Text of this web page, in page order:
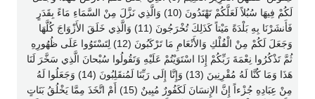
لَكُمْ فِيهَا سُبُلاً لَعَلَّكُمْ تَهْتَدُونَ (10) وَالَّذِي نَزَّلَ مِنْ السَّمَاءِ مَاءً بِقَدَرٍ
فَأَنشَرْنَا بِهِ بَلْدَةً مَيْتاً كَذَلِكَ تُخْرَجُونَ (11) وَالَّذِي خَلَقَ الأَزْوَاجَ كُلَّهَا
وَجَعَلَ لَكُمْ مِنْ الْفُلْكِ وَالأَنْعَامِ مَا تَرْكَبُونَ (12) لِتَسْتَوُوا عَلَى ظُهُورِهِ
ثُمَّ تَذْكُرُوا نِعْمَةَ رَبِّكُمْ إِذَا اسْتَوَيْتُمْ عَلَيْهِ وَتَقُولُوا سُبْحانَ الَّذِي سَخَّرَ لَنَا
هَذَا وَمَا كُنَّا لَهُ مُقْرِنِينَ (13) وَإِنَّا إِلَى رَبِّنَا لَمُنقَلِبُونَ (14) وَجَعَلُوا لَهُ
مِنْ عِبَادِهِ جُزْءاً إِنَّ الإِنسَانَ لَكَفُورٌ مُبِينٌ (15) أَمْ اتَّخَذَ مِمَّا يَخْلُقُ بَنَاتٍ